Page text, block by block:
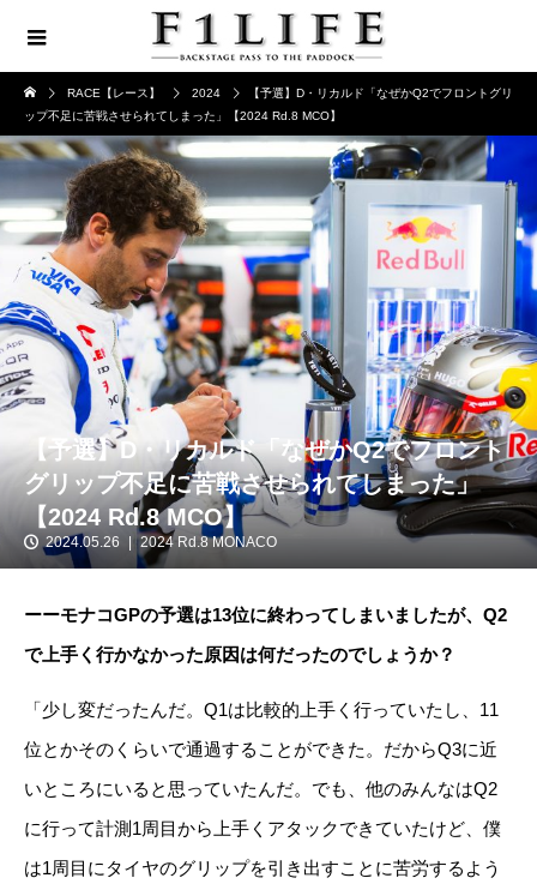
RACE【レース】 2024
【予選】D・リカルド「なぜかQ2でフロントグリ
ップ不足に苦戦させられてしまった」【2024 Rd.8 MCO】
【予選】D・リカルド「なぜかQ2でフロント
グリップ不足に苦戦させられてしまった」
【2024 Rd.8 MCO】
2024.05.26 2024 Rd.8 MONACO
ーーモナコGPの予選は13位に終わってしまいましたが、Q2
で上手く行かなかった原因は何だったのでしょうか？
「少し変だったんだ。Q1は比較的上手く行っていたし、11
位とかそのくらいで通過することができた。だからQ3に近
いところにいると思っていたんだ。でも、他のみんなはQ2
に行って計測1周目から上手くアタックできていたけど、僕
は1周目にタイヤのグリップを引き出すことに苦労するよう